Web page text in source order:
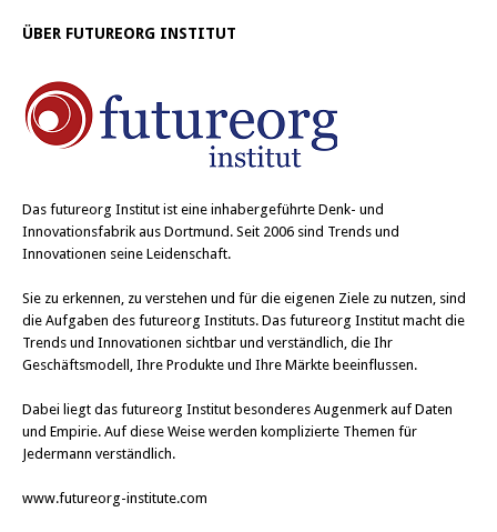
ÜBER FUTUREORG INSTITUT
Das futureorg Institut ist eine inhabergeführte Denk- und
Innovationsfabrik aus Dortmund. Seit 2006 sind Trends und
Innovationen seine Leidenschaft.
Sie zu erkennen, zu verstehen und für die eigenen Ziele zu nutzen, sind
die Aufgaben des futureorg Instituts. Das futureorg Institut macht die
Trends und Innovationen sichtbar und verständlich, die Ihr
Geschäftsmodell, Ihre Produkte und Ihre Märkte beeinflussen.
Dabei liegt das futureorg Institut besonderes Augenmerk auf Daten
und Empirie. Auf diese Weise werden komplizierte Themen für
Jedermann verständlich.
www.futureorg-institute.com